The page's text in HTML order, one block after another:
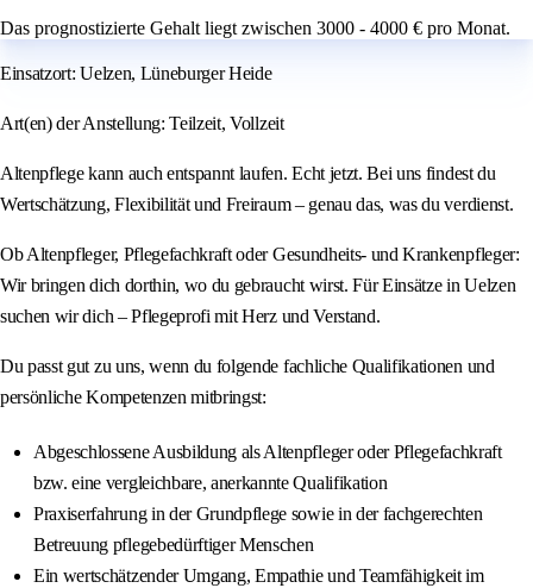
Das prognostizierte Gehalt liegt zwischen 3000 - 4000 € pro Monat.
Einsatzort: Uelzen, Lüneburger Heide
Art(en) der Anstellung: Teilzeit, Vollzeit
Altenpflege kann auch entspannt laufen. Echt jetzt. Bei uns findest du
Wertschätzung, Flexibilität und Freiraum – genau das, was du verdienst.
Ob Altenpfleger, Pflegefachkraft oder Gesundheits- und Krankenpfleger:
Wir bringen dich dorthin, wo du gebraucht wirst. Für Einsätze in Uelzen
suchen wir dich – Pflegeprofi mit Herz und Verstand.
Du passt gut zu uns, wenn du folgende fachliche Qualifikationen und
persönliche Kompetenzen mitbringst:
Abgeschlossene Ausbildung als Altenpfleger oder Pflegefachkraft
bzw. eine vergleichbare, anerkannte Qualifikation
Praxiserfahrung in der Grundpflege sowie in der fachgerechten
Betreuung pflegebedürftiger Menschen
Ein wertschätzender Umgang, Empathie und Teamfähigkeit im